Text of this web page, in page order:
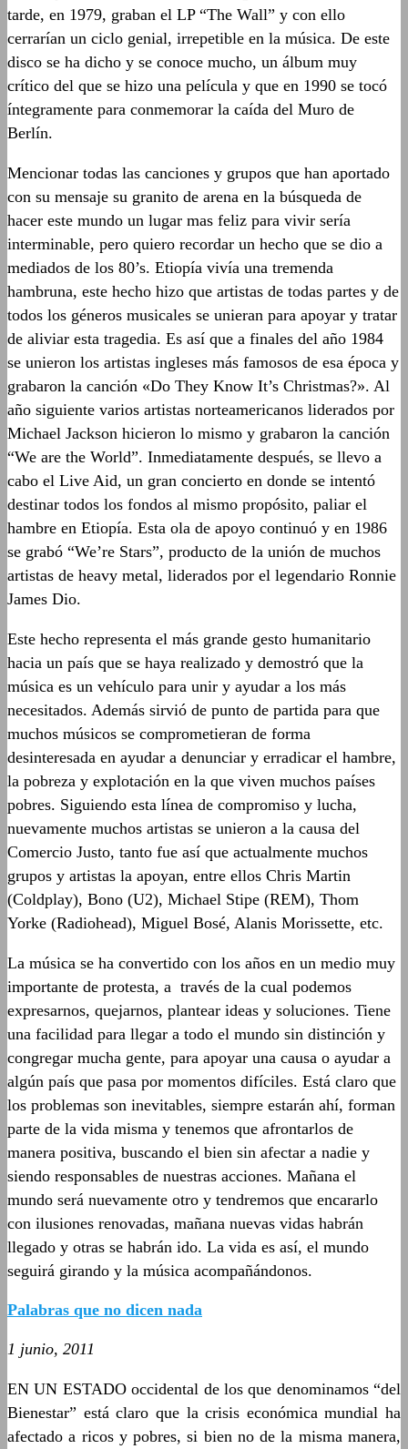
tarde, en 1979, graban el LP “The Wall” y con ello
cerrarían un ciclo genial, irrepetible en la música. De este
disco se ha dicho y se conoce mucho, un álbum muy
crítico del que se hizo una película y que en 1990 se tocó
íntegramente para conmemorar la caída del Muro de
Berlín.
Mencionar todas las canciones y grupos que han aportado
con su mensaje su granito de arena en la búsqueda de
hacer este mundo un lugar mas feliz para vivir sería
interminable, pero quiero recordar un hecho que se dio a
mediados de los 80’s. Etiopía vivía una tremenda
hambruna, este hecho hizo que artistas de todas partes y de
todos los géneros musicales se unieran para apoyar y tratar
de aliviar esta tragedia. Es así que a finales del año 1984
se unieron los artistas ingleses más famosos de esa época y
grabaron la canción «Do They Know It’s Christmas?». Al
año siguiente varios artistas norteamericanos liderados por
Michael Jackson hicieron lo mismo y grabaron la canción
“We are the World”. Inmediatamente después, se llevo a
cabo el Live Aid, un gran concierto en donde se intentó
destinar todos los fondos al mismo propósito, paliar el
hambre en Etiopía. Esta ola de apoyo continuó y en 1986
se grabó “We’re Stars”, producto de la unión de muchos
artistas de heavy metal, liderados por el legendario Ronnie
James Dio.
Este hecho representa el más grande gesto humanitario
hacia un país que se haya realizado y demostró que la
música es un vehículo para unir y ayudar a los más
necesitados. Además sirvió de punto de partida para que
muchos músicos se comprometieran de forma
desinteresada en ayudar a denunciar y erradicar el hambre,
la pobreza y explotación en la que viven muchos países
pobres. Siguiendo esta línea de compromiso y lucha,
nuevamente muchos artistas se unieron a la causa del
Comercio Justo, tanto fue así que actualmente muchos
grupos y artistas la apoyan, entre ellos Chris Martin
(Coldplay), Bono (U2), Michael Stipe (REM), Thom
Yorke (Radiohead), Miguel Bosé, Alanis Morissette, etc.
La música se ha convertido con los años en un medio muy
importante de protesta, a través de la cual podemos
expresarnos, quejarnos, plantear ideas y soluciones. Tiene
una facilidad para llegar a todo el mundo sin distinción y
congregar mucha gente, para apoyar una causa o ayudar a
algún país que pasa por momentos difíciles. Está claro que
los problemas son inevitables, siempre estarán ahí, forman
parte de la vida misma y tenemos que afrontarlos de
manera positiva, buscando el bien sin afectar a nadie y
siendo responsables de nuestras acciones. Mañana el
mundo será nuevamente otro y tendremos que encararlo
con ilusiones renovadas, mañana nuevas vidas habrán
llegado y otras se habrán ido. La vida es así, el mundo
seguirá girando y la música acompañándonos.
Palabras que no dicen nada
1 junio, 2011
EN UN ESTADO occidental de los que denominamos “del
Bienestar” está claro que la crisis económica mundial ha
afectado a ricos y pobres, si bien no de la misma manera,